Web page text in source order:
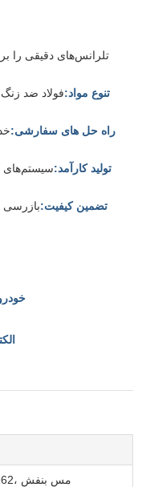
تنوع مواد:فولاد ضد
راه حل های سفارشی:
تولید کارآمد:سیستم‌های
تضمین کیفیت:بازرسی
H59، مس بدون سرب H62، مس بنفش